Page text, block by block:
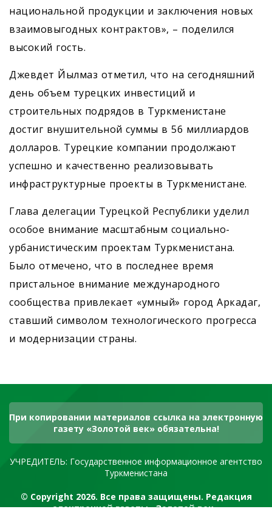
национальной продукции и заключения новых
взаимовыгодных контрактов», – поделился
высокий гость.
Джевдет Йылмаз отметил, что на сегодняшний
день объем турецких инвестиций и
строительных подрядов в Туркменистане
достиг внушительной суммы в 56 миллиардов
долларов. Турецкие компании продолжают
успешно и качественно реализовывать
инфраструктурные проекты в Туркменистане.
Глава делегации Турецкой Республики уделил
особое внимание масштабным социально-
урбанистическим проектам Туркменистана.
Было отмечено, что в последнее время
пристальное внимание международного
сообщества привлекает «умный» город Аркадаг,
ставший символом технологического прогресса
и модернизации страны.
При копировании материалов ссылка на электронную
газету «Золотой век» обязательна!
УЧРЕДИТЕЛЬ: Государственное информационное агентство
Туркменистана
© Copyright 2026. Все права защищены. Редакция
электронной газеты «Золотой век»